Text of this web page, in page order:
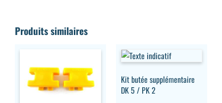
Produits similaires
Kit butée supplémentaire
DK 5 / PK 2